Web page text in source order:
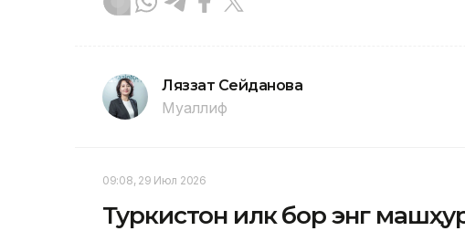
Ляззат Сейданова
Муаллиф
09:08, 29 Июл 2026
Туркистон илк бор энг